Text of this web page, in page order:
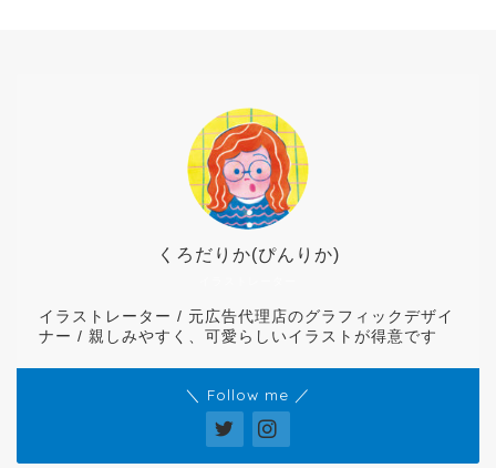
くろだりか(ぴんりか)
イラストレーター / 元広告代理店のグラフィックデザイ
ナー / 親しみやすく、可愛らしいイラストが得意です
＼ Follow me ／